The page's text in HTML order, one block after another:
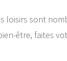
loisirs sont
être, faites